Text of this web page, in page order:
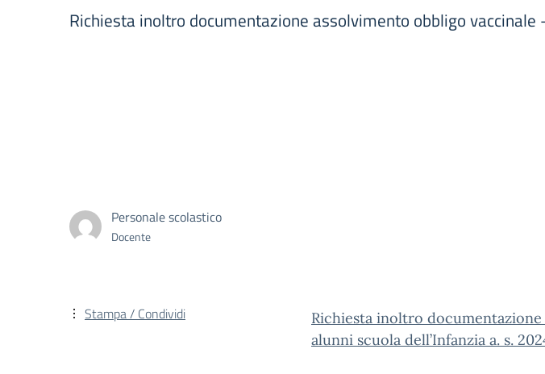
Richiesta inoltro documentazione assolvimento obbligo
Personale scolastico
Docente
Richiesta inoltro
alunni scuola dell’Infanzia a. s.
Stampa / Condividi